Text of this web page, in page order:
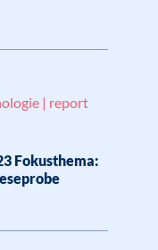
| report
Fokusthema: